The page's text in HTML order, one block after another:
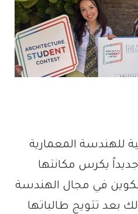
للهندسة المعمارية
جديداً يكرس مكانتها
في مجال الهندسة
بعد تتويج طالباتها